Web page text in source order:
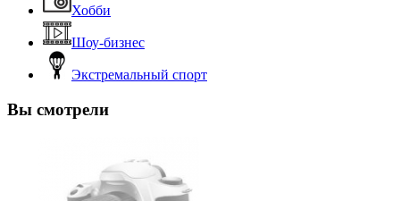
Хобби
Шоу-бизнес
Экстремальный спорт
Вы смотрели